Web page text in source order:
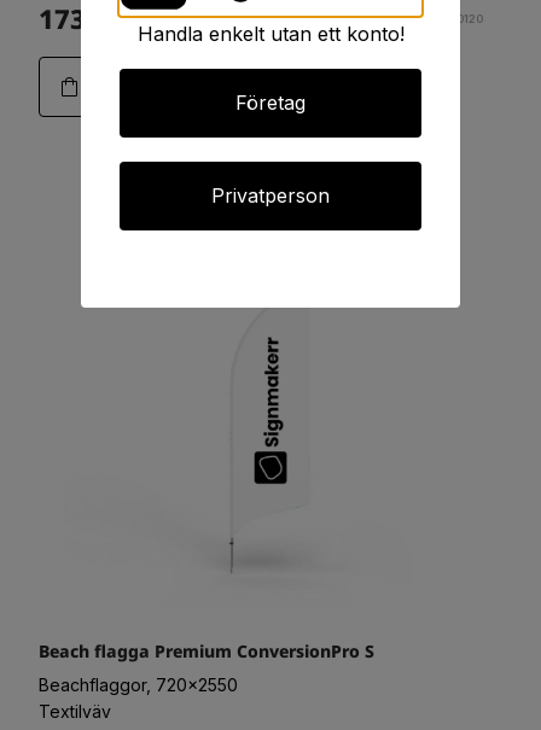
1738:- Art.11-0120
Beach flagga Premium ConversionPro S
Beachflaggor, 720x2550
Textilväv
Handla enkelt utan ett konto!
Företag
Privatperson